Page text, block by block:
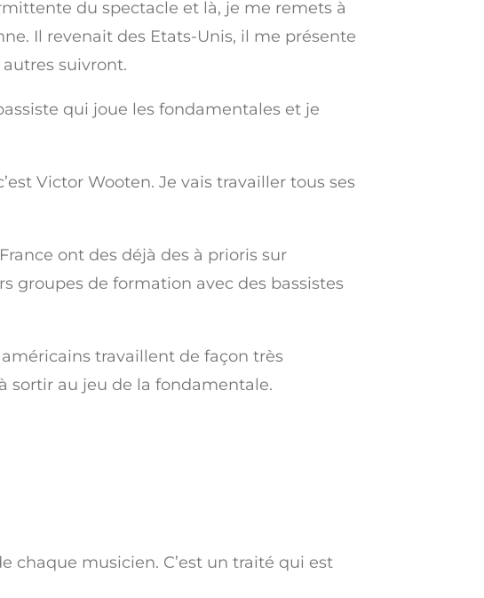
du spectacle et là, je me remets à
Il revenait des Etats-Unis, il me présente
suivront.
qui joue les fondamentales et je
Victor Wooten. Je vais travailler tous ses
ont des déjà des à prioris sur
groupes de formation avec des bassistes
travaillent de façon très
sortir au jeu de la fondamentale.
chaque musicien. C’est un traité qui est